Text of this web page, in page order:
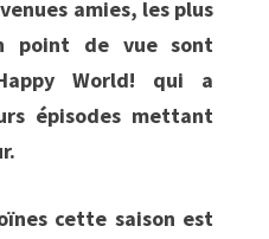
amies, les plus
point de vue sont
World! qui a
épisodes mettant
cette saison est